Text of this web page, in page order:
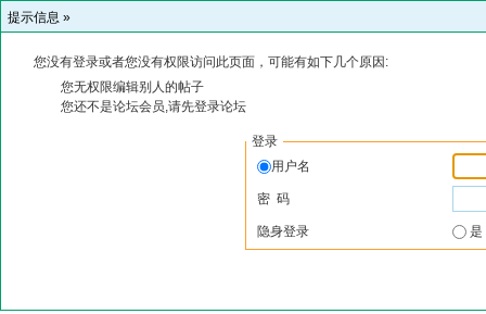
提示信息 »
您没有登录或者您没有权限访问此页面，可能有如下几个原因:
您无权限编辑别人的帖子
您还不是论坛会员,请先登录论坛
登录
用户名
密 码
隐身登录